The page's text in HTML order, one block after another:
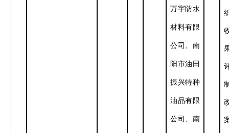
万宇防水
材料有限
公司、南
阳市油田
振兴特种
油品有限
公司、南